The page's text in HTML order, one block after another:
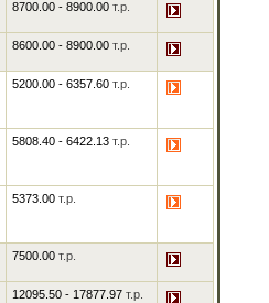
8700.00- 8900.00 т.р.
8600.00- 8900.00 т.р.
5200.00- 6357.60 т.р.
5808.40- 6422.13 т.р.
5373.00 т.р.
7500.00 т.р.
12095.50- 17877.97 т.р.